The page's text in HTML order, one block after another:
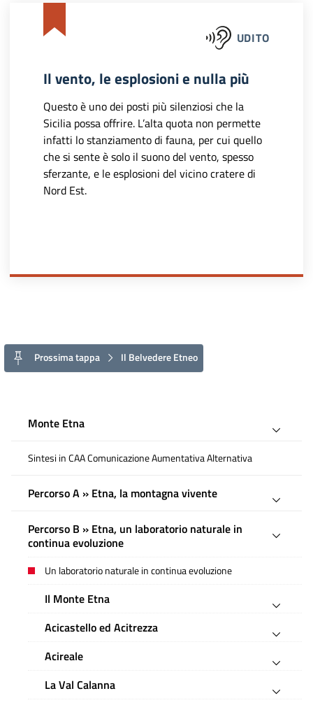
UDITO
Il vento, le esplosioni e nulla più
Questo è uno dei posti più silenziosi che la
Sicilia possa offrire. L’alta quota non permette
infatti lo stanziamento di fauna, per cui quello
che si sente è solo il suono del vento, spesso
sferzante, e le esplosioni del vicino cratere di
Nord Est.
Prossima tappa Il Belvedere Etneo
Monte Etna
Sintesi in CAA Comunicazione Aumentativa Alternativa
Percorso A » Etna, la montagna vivente
Percorso B » Etna, un laboratorio naturale in
continua evoluzione
Un laboratorio naturale in continua evoluzione
Il Monte Etna
Acicastello ed Acitrezza
Acireale
La Val Calanna